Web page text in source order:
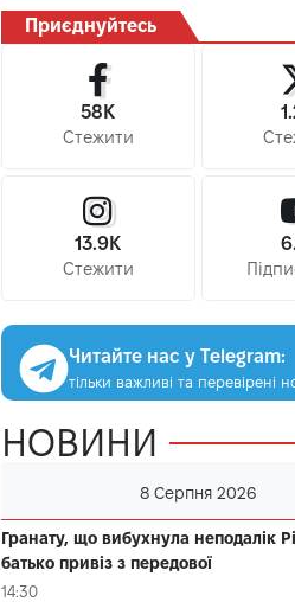
Приєднуйтесь
58K
Стежити
13.9K
Стежити
Читайте нас у Telegram:
тільки важливі та перевірені
НОВИНИ
8 Серпня 2026
Гранату, що вибухнула неподалік
батько привіз з передової
14:30